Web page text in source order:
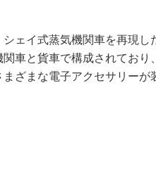
ェイ式蒸気機関車を再現し
関車と貨車で構成されてお
ざまな電子アクセサリーが